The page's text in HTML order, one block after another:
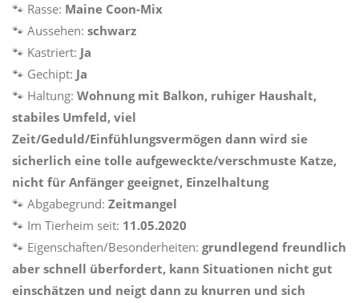
🐾 Rasse: Maine Coon-Mix
🐾 Aussehen: schwarz
🐾 Kastriert: Ja
🐾 Gechipt: Ja
🐾 Haltung: Wohnung mit Balkon, ruhiger Haushalt,
stabiles Umfeld, viel
Zeit/Geduld/Einfühlungsvermögen dann wird sie
sicherlich eine tolle aufgeweckte/verschmuste Katze,
nicht für Anfänger geeignet, Einzelhaltung
🐾 Abgabegrund: Zeitmangel
🐾 Im Tierheim seit: 11.05.2020
🐾 Eigenschaften/Besonderheiten: grundlegend freundlich
aber schnell überfordert, kann Situationen nicht gut
einschätzen und neigt dann zu knurren und sich